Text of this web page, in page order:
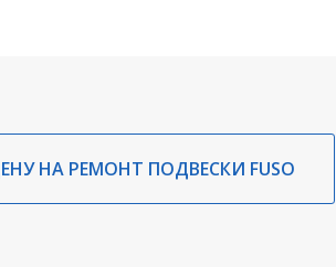
НА РЕМОНТ ПОДВЕСКИ FUSO